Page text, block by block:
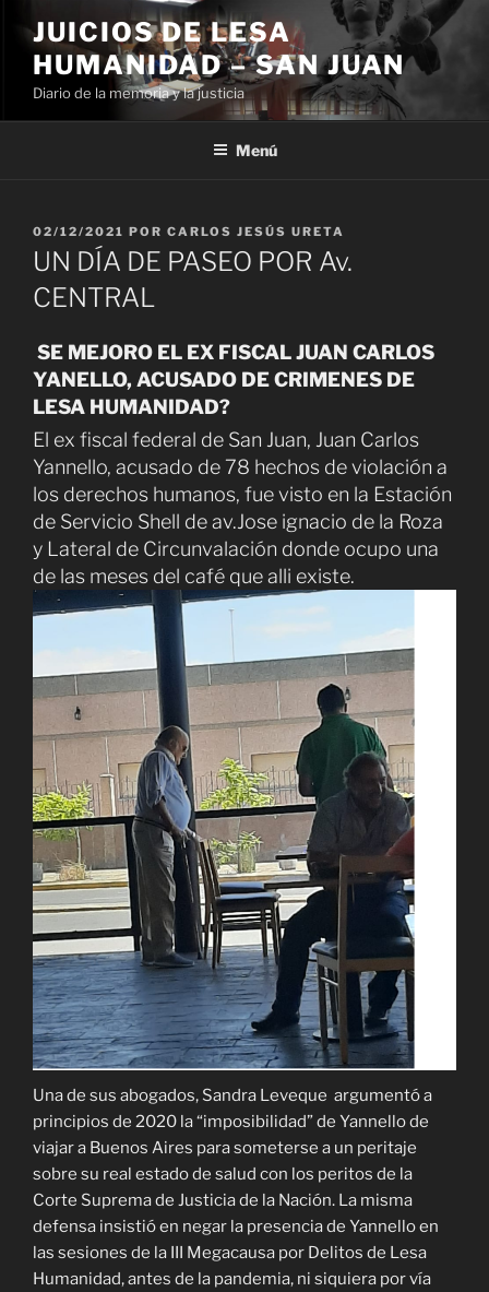
contenido
JUICIOS DE LESA
HUMANIDAD – SAN JUAN
Diario de la memoria y la justicia
Menú
PUBLICADO
EL
02/12/2021 POR CARLOS JESÚS URETA
UN DÍA DE PASEO POR Av.
CENTRAL
SE MEJORO EL EX FISCAL JUAN CARLOS
YANELLO, ACUSADO DE CRIMENES DE
LESA HUMANIDAD?
El ex fiscal federal de San Juan, Juan Carlos
Yannello, acusado de 78 hechos de violación a
los derechos humanos, fue visto en la Estación
de Servicio Shell de av.Jose ignacio de la Roza
y Lateral de Circunvalación donde ocupo una
de las meses del café que alli existe.
Una de sus abogados, Sandra Leveque argumentó a
principios de 2020 la “imposibilidad” de Yannello de
viajar a Buenos Aires para someterse a un peritaje
sobre su real estado de salud con los peritos de la
Corte Suprema de Justicia de la Nación. La misma
defensa insistió en negar la presencia de Yannello en
las sesiones de la III Megacausa por Delitos de Lesa
Humanidad, antes de la pandemia, ni siquiera por vía